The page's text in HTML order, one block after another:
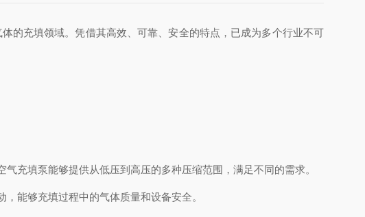
充填领域。凭借其高效、可靠、安全的特点，已成为多个行业不可
填泵能够提供从低压到高压的多种压缩范围，满足不同的需求。
能够充填过程中的气体质量和设备安全。